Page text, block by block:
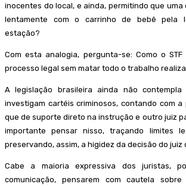
inocentes do local, e ainda, permitindo que
lentamente com o carrinho de bebê pela
estação?
Com esta analogia, pergunta-se: Como o
processo legal sem matar todo o trabalho
A legislação brasileira ainda não
investigam cartéis criminosos, contando com a
que de suporte direto na instrução e outro juiz
importante pensar nisso, traçando limites
preservando, assim, a higidez da decisão do juiz
Cabe a maioria expressiva dos juristas,
comunicação, pensarem com cautela